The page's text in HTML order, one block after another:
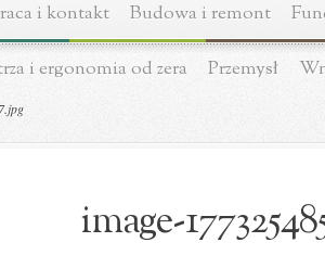
i kontakt Budowa i remont
i ergonomia od zera Przemysł
image-